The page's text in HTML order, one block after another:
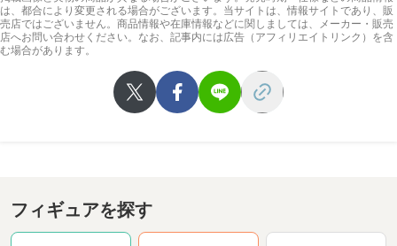
は、都合により変更される場合がございます。当サイトは、情報サイトであり、販
売店ではございません。商品情報や在庫情報などに関しましては、メーカー・販売
店へお問い合わせください。なお、記事内には広告（アフィリエイトリンク）を含
む場合があります。
フィギュアを探す